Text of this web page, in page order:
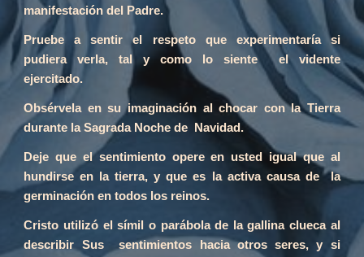
manifestación del Padre.
Pruebe a sentir el respeto que experimentaría si
pudiera verla, tal y como lo siente el vidente
ejercitado.
Obsérvela en su imaginación al chocar con la Tierra
durante la Sagrada Noche de Navidad.
Deje que el sentimiento opere en usted igual que al
hundirse en la tierra, y que es la activa causa de la
germinación en todos los reinos.
Cristo utilizó el símil o parábola de la gallina clueca al
describir Sus sentimientos hacia otros seres, y si